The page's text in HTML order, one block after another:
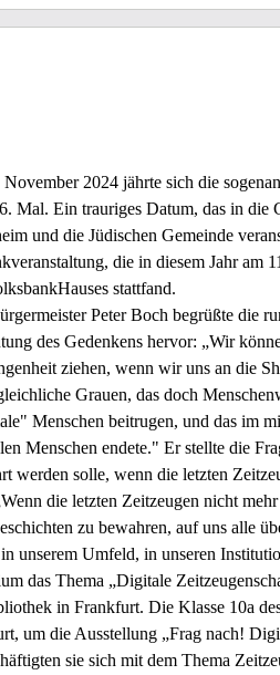
2024 jährte sich die
Mal. Ein trauriges Datum, das in die
und die Jüdischen Gemeinde
die in diesem Jahr
stattfand.
Peter Boch begrüßte die
des Gedenkens hervor: „Wir
ziehen, wenn wir uns an die
Grauen, das doch
Menschen beitrugen, und das im
Menschen endete." Er stellte die
werden solle, wenn die letzten
die letzten Zeitzeugen nicht
zu bewahren, auf uns alle
unserem Umfeld, in unseren
das Thema „Digitale
in Frankfurt. Die Klasse 10a
um die Ausstellung „Frag nach!
sie sich mit dem Thema